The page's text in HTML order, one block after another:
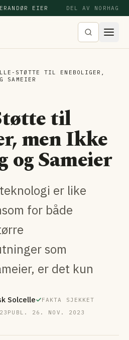
EIER DEL AV NORHAG
STØTTE TIL ENEBOLIGER,
SAMEIER
til
men Ikke
og Sameier
er like
for både
som
er det kun
Solcelle
FAKTA SJEKKET
PUBL. 26. NOV. 2023